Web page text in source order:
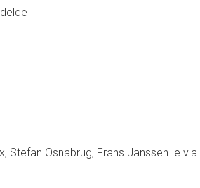
Stefan Osnabrug, Frans Janssen e.v.a.